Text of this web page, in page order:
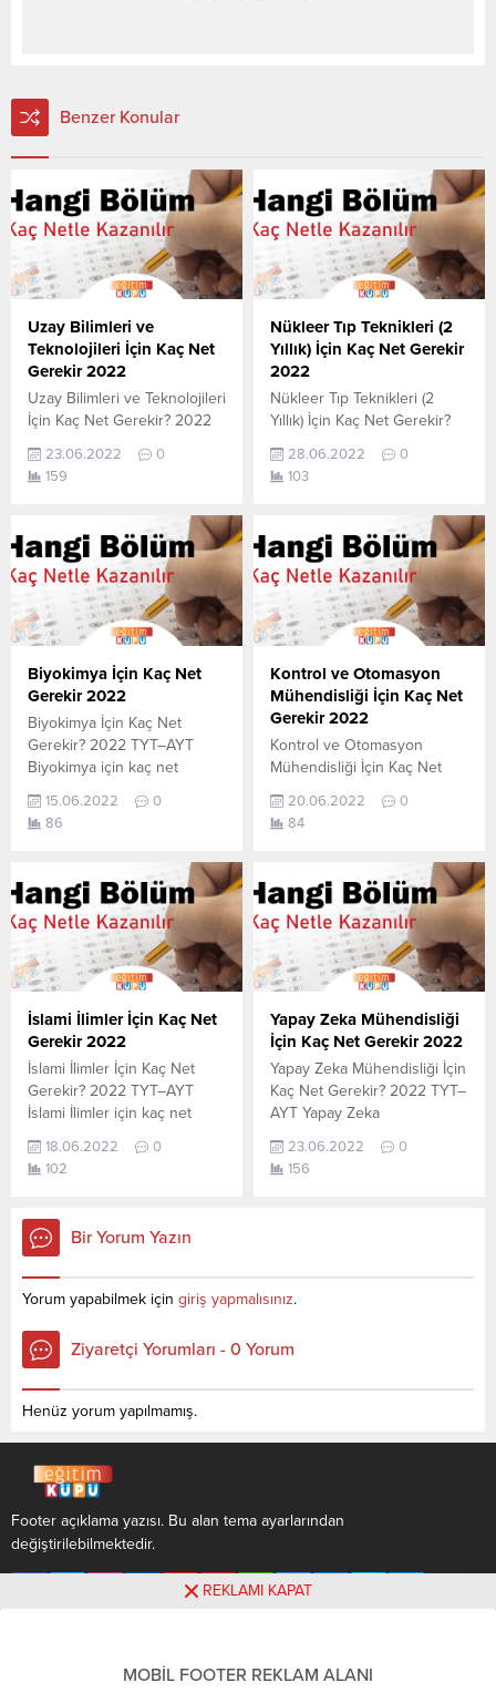
Benzer Konular
Uzay Bilimleri ve
Teknolojileri İçin Kaç Net
Gerekir 2022
Uzay Bilimleri ve Teknolojileri
İçin Kaç Net Gerekir? 2022
Teknolojileri için kaç net
yapmam gerekir sorusunun
öğrenebilirsiniz. Bu veriler
2021 TYT-AYT sınavında en
son yerleşen öğrencilerin
yapmış olduğu netlerdir.
YÖKATLAS YKS-TYT Net
Sihirbazı, YKS-TYT Net
Sihirbazı. Sayfamızdaki
verilerin tamamı
olan en son güncel...
23.06.2022
0
159
Nükleer Tıp Teknikleri (2
Yıllık) İçin Kaç Net Gerekir
2022
Nükleer Tıp Teknikleri (2
Yıllık) İçin Kaç Net Gerekir?
Teknikleri (2 Yıllık) için kaç
net yapmam gerekir
aşağıdan öğrenebilirsiniz. Bu
veriler 2021 TYT-AYT
sınavında en son yerleşen
öğrencilerin yapmış olduğu
netlerdir. YÖKATLAS YKS-
TYT Net Sihirbazı, YKS-TYT
Net Sihirbazı. Sayfamızdaki
verilerin tamamı
YÖK tarafından yayınlanmış
28.06.2022
0
103
Biyokimya İçin Kaç Net
Gerekir 2022
Biyokimya İçin Kaç Net
Gerekir? 2022 TYT–AYT
Biyokimya için kaç net
cevabını aşağıdan
öğrenebilirsiniz. Bu veriler
son yerleşen öğrencilerin
yapmış olduğu netlerdir.
YÖKATLAS YKS-TYT Net
Sihirbazı, YKS-TYT Net
Sihirbazı. Sayfamızdaki
verilerin tamamı
YÖK tarafından yayınlanmış
olan en son güncel netlerdir.
YÖKATLAS-YÖK Net Sihirbaz
Katsayı:0,12 Yıl:2021...
15.06.2022
0
86
Kontrol ve Otomasyon
Mühendisliği İçin Kaç Net
Gerekir 2022
Kontrol ve Otomasyon
Mühendisliği İçin Kaç Net
Kontrol ve Otomasyon
Mühendisliği için kaç net
cevabını aşağıdan
öğrenebilirsiniz. Bu veriler
2021 TYT-AYT sınavında en
son yerleşen öğrencilerin
yapmış olduğu netlerdir.
YÖKATLAS YKS-TYT Net
Sihirbazı, YKS-TYT Net
Sihirbazı. Sayfamızdaki
verilerin tamamı
YÖK tarafından yayınlanmış
olan en son güncel...
20.06.2022
0
84
İslami İlimler İçin Kaç Net
Gerekir 2022
İslami İlimler İçin Kaç Net
Gerekir? 2022 TYT–AYT
İslami İlimler için kaç net
cevabını aşağıdan
öğrenebilirsiniz. Bu veriler
son yerleşen öğrencilerin
yapmış olduğu netlerdir.
Sihirbazı, YKS-TYT Net
Sihirbazı. Sayfamızdaki
verilerin tamamı
YÖK tarafından yayınlanmış
YÖKATLAS-YÖK Net
Sihirbaz...
18.06.2022
0
102
Yapay Zeka Mühendisliği
İçin Kaç Net Gerekir 2022
Yapay Zeka Mühendisliği İçin
Kaç Net Gerekir? 2022 TYT–
AYT Yapay Zeka
yapmam gerekir sorusunun
cevabını aşağıdan
verilerin tamamı
23.06.2022
0
156
Bir Yorum Yazın
Yorum yapabilmek için giriş yapmalısınız.
Ziyaretçi Yorumları - 0 Yorum
Henüz yorum yapılmamış.
Footer açıklama yazısı. Bu alan tema ayarlarından
değiştirilebilmektedir.
REKLAMI KAPAT
MOBİL FOOTER REKLAM ALANI